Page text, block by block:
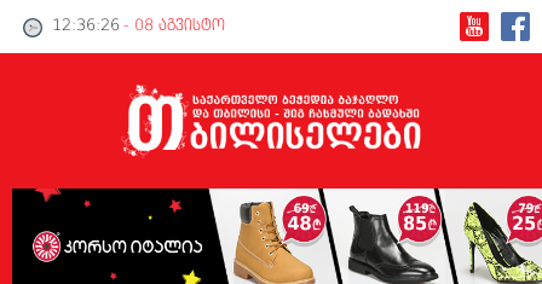
12:36:27 - 08 აგვისტო